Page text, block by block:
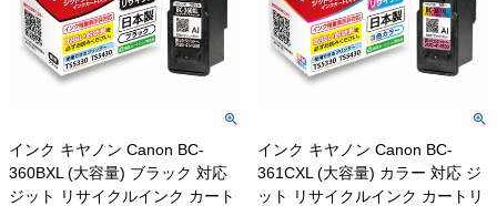
インク キヤノン Canon BC-
360BXL (大容量) ブラック 対応
ジット リサイクルインク カート
インク キヤノン Canon BC-
361CXL (大容量) カラー 対応 ジ
ット リサイクルインク カートリ